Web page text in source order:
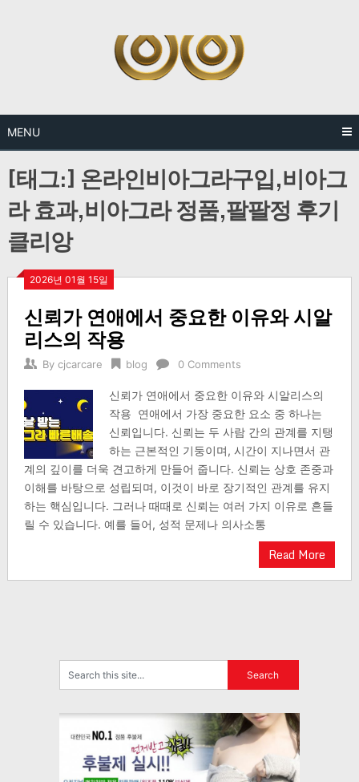
MENU
[태그:] 온라인비아그라구입,비아그
라 효과,비아그라 정품,팔팔정 후기
클리앙
2026년 01월 15일
신뢰가 연애에서 중요한 이유와 시알
리스의 작용
By cjcarcare blog 0 Comments
신뢰가 연애에서 중요한 이유와 시알리스의
작용 연애에서 가장 중요한 요소 중 하나는
신뢰입니다. 신뢰는 두 사람 간의 관계를 지탱
하는 근본적인 기둥이며, 시간이 지나면서 관
계의 깊이를 더욱 견고하게 만들어 줍니다. 신뢰는 상호 존중과
이해를 바탕으로 성립되며, 이것이 바로 장기적인 관계를 유지
하는 핵심입니다. 그러나 때때로 신뢰는 여러 가지 이유로 흔들
릴 수 있습니다. 예를 들어, 성적 문제나 의사소통
Read More